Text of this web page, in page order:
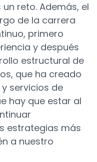
reto. Además, el
de la carrera
primero
y después
estructural de
que ha creado
servicios de
hay que estar al
estrategias más
a nuestro